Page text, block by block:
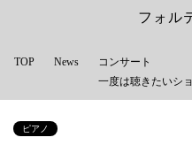
フォル
TOP News
コンサート
一度は聴きたいシ
ピアノ